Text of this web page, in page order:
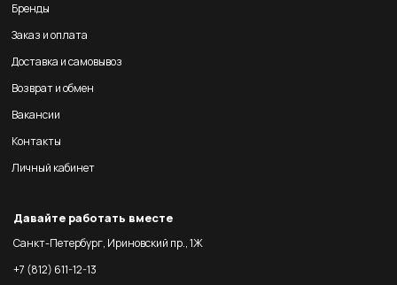
Бренды
Заказ и оплата
Доставка и самовывоз
Возврат и обмен
Вакансии
Контакты
Личный кабинет
Давайте работать вместе
Санкт-Петербург, Ириновский пр., 1Ж
+7 (812) 611-12-13